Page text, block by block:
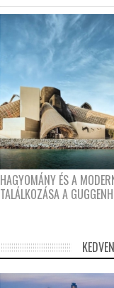
HAGYOMÁNY ÉS A
TALÁLKOZÁSA A